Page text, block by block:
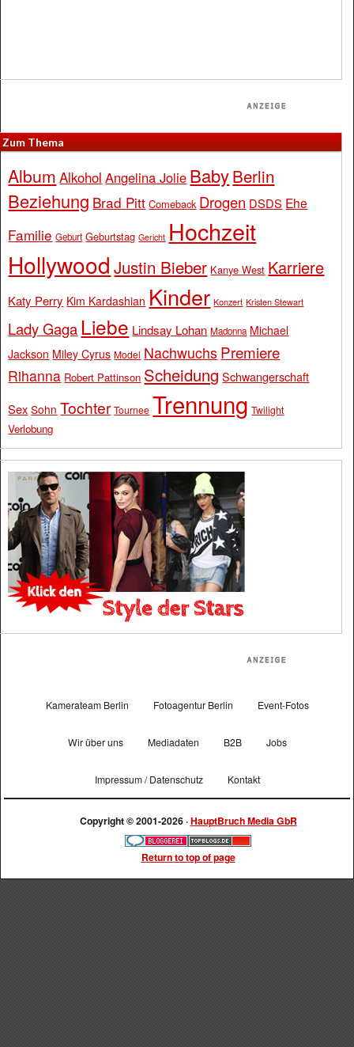
Zum Thema
Album Alkohol Angelina Jolie BabyBerlin
Beziehung Brad Pitt Comeback Drogen DSDS Ehe
Familie Geburt Geburtstag Gericht Hochzeit
Hollywood Justin Bieber Kanye West Karriere
Katy Perry Kim Kardashian Kinder Konzert Kristen Stewart
Lady Gaga Liebe Lindsay Lohan Madonna Michael
Jackson Miley Cyrus Model Nachwuchs Premiere
Rihanna Robert Pattinson Scheidung Schwangerschaft
Sex Sohn Tochter Tournee Trennung Twilight
Verlobung
Kamerateam Berlin Fotoagentur Berlin Event-Fotos
Wir über uns Mediadaten B2B Jobs
Impressum / Datenschutz Kontakt
Copyright © 2001-2026 ·HauptBruch Media GbR
Return to top of page